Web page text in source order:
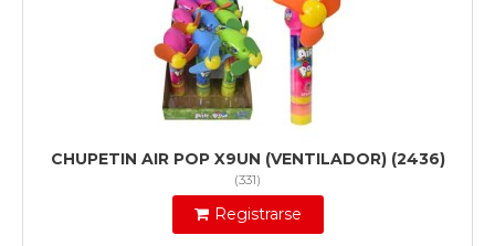
CHUPETIN AIR POP X9UN (VENTILADOR) (2436)
(331)
Registrarse